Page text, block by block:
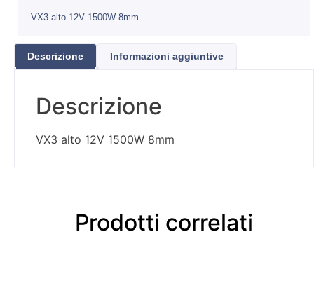
VX3 alto 12V 1500W 8mm
Descrizione Informazioni aggiuntive
Descrizione
VX3 alto 12V 1500W 8mm
Prodotti correlati